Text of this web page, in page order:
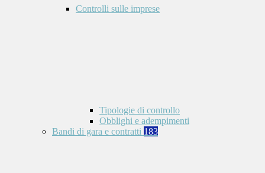
Controlli sulle imprese
Tipologie di controllo
Obblighi e adempimenti
Bandi di gara e contratti 183